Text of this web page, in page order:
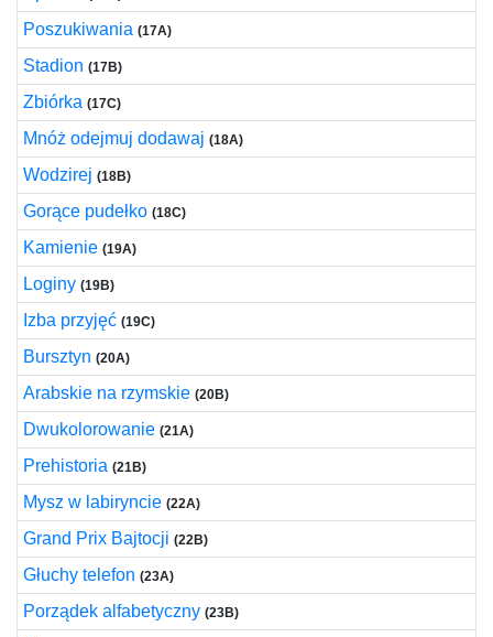
Poszukiwania (17A)
Stadion (17B)
Zbiórka (17C)
Mnóż odejmuj dodawaj (18A)
Wodzirej (18B)
Gorące pudełko (18C)
Kamienie (19A)
Loginy (19B)
Izba przyjęć (19C)
Bursztyn (20A)
Arabskie na rzymskie (20B)
Dwukolorowanie (21A)
Prehistoria (21B)
Mysz w labiryncie (22A)
Grand Prix Bajtocji (22B)
Głuchy telefon (23A)
Porządek alfabetyczny (23B)